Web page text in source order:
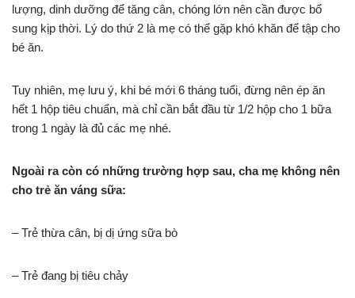
lượng, dinh dưỡng để tăng cân, chóng lớn nên cần được bổ
sung kịp thời. Lý do thứ 2 là mẹ có thể gặp khó khăn để tập cho
bé ăn.
Tuy nhiên, mẹ lưu ý, khi bé mới 6 tháng tuổi, đừng nên ép ăn
hết 1 hộp tiêu chuẩn, mà chỉ cần bắt đầu từ 1/2 hộp cho 1 bữa
trong 1 ngày là đủ các mẹ nhé.
Ngoài ra còn có những trường hợp sau, cha mẹ không nên
cho trẻ ăn váng sữa:
– Trẻ thừa cân, bị dị ứng sữa bò
– Trẻ đang bị tiêu chảy